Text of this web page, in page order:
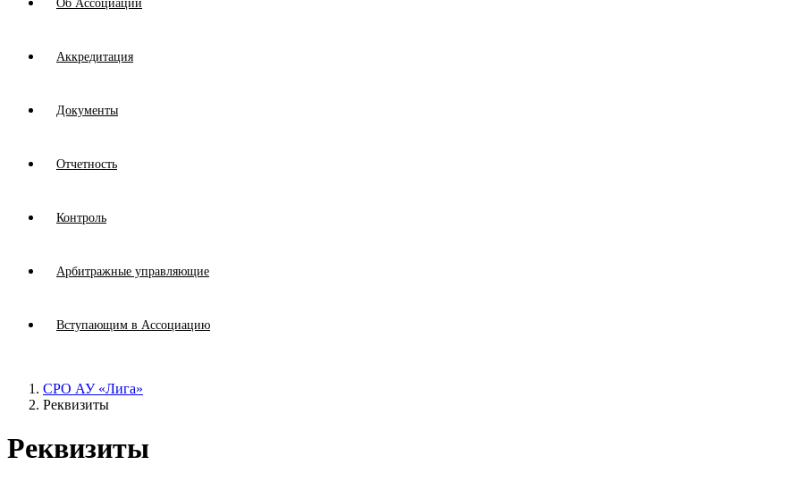
Об Ассоциации
Аккредитация
Документы
Отчетность
Контроль
Арбитражные управляющие
Вступающим в Ассоциацию
СРО АУ «Лига»
Реквизиты
Реквизиты